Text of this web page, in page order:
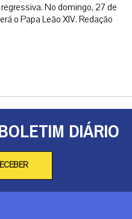
No domingo, 27 de
o Papa Leão XIV. Redação
DIÁRIO